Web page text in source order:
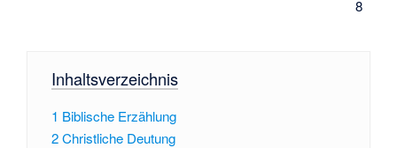
8
Inhaltsverzeichnis
1 Biblische Erzählung
2Christliche Deutung